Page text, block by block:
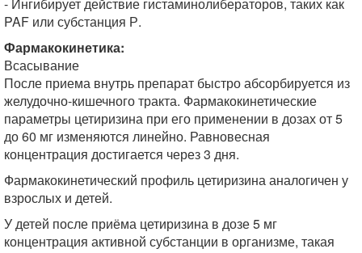
PAF или субстанция Р.
Фармакокинетика:
Всасывание
После приема внутрь препарат быстро абсорбируется из
желудочно-кишечного тракта. Фармакокинетические
параметры цетиризина при его применении в дозах от 5
до 60 мг изменяются линейно. Равновесная
концентрация достигается через 3 дня.
Фармакокинетический профиль цетиризина аналогичен у
взрослых и детей.
У детей после приёма цетиризина в дозе 5 мг
концентрация активной субстанции в организме, такая